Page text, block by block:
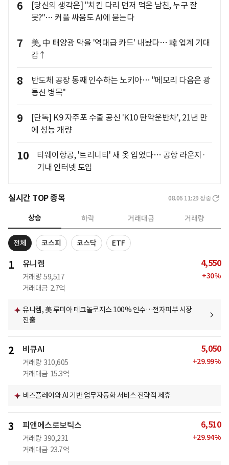
6
[당신의 생각은] "치킨 다리 먼저 먹은 남친, 누구 잘
못?"… 커플 싸움도 AI에 묻는다
7
美, 中 태양광 막을 '역대급 카드' 내놨다… 韓 업계 기대
감↑
8
반도체 공장 통째 인수하는 노키아… "메모리 다음은 광
통신 병목"
9
[단독] K9 자주포 수출 공신 'K10 탄약운반차', 21년 만
에 성능 개량
10
티웨이항공, '트리니티' 새 옷 입었다… 공항 라운지·
기내 인터넷 도입
실시간 TOP 종목 08.06 11:29 장중
상승 하락 거래대금 거래량
전체 코스피 코스닥 ETF
1 유니켐
거래량 59,517
거래대금 2.7억
4,550
+30%
유니켐, 美 루미아 테크놀로지스 100% 인수…전자피부 시장
진출
2 비큐AI
거래량 310,605
거래대금 15.3억
5,050
+29.99%
비즈플레이와 AI 기반 업무자동화 서비스 전략적 제휴
3 피앤에스로보틱스
거래량 390,231
거래대금 23.7억
6,510
+29.94%